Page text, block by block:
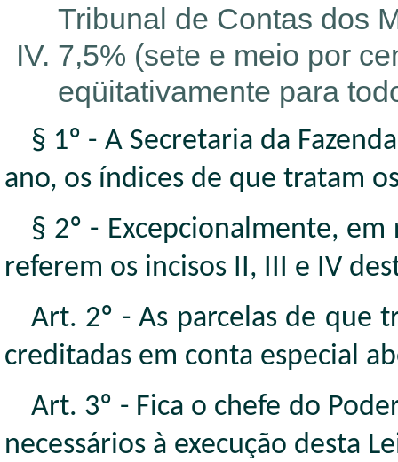
Tribunal de Contas dos
7,5% (sete e meio por
eqüitativamente para
§ 1º - A Secretaria da
ano, os índices de que tratam
§ 2º - Excepcionalmente,
referem os incisos II, III e IV
Art. 2º - As parcelas de que
creditadas em conta especial
Art. 3º - Fica o chefe do
necessários à execução desta